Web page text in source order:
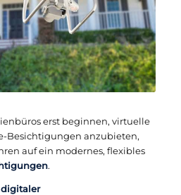
erst beginnen, virtuelle
Besichtigungen anzubieten,
auf ein modernes, flexibles
.
digitaler